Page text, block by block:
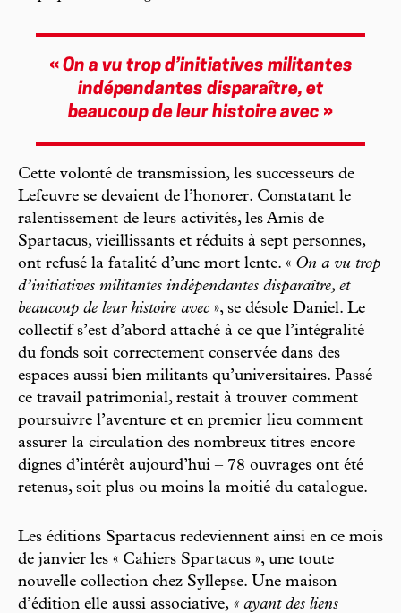
« On a vu trop d’initiatives militantes
indépendantes disparaître, et
beaucoup de leur histoire avec »
Cette volonté de transmission, les successeurs de
Lefeuvre se devaient de l’honorer. Constatant le
ralentissement de leurs activités, les Amis de
Spartacus, vieillissants et réduits à sept personnes,
ont refusé la fatalité d’une mort lente. « On a vu trop
d’initiatives militantes indépendantes disparaître, et
beaucoup de leur histoire avec », se désole Daniel. Le
collectif s’est d’abord attaché à ce que l’intégralité
du fonds soit correctement conservée dans des
espaces aussi bien militants qu’universitaires. Passé
ce travail patrimonial, restait à trouver comment
poursuivre l’aventure et en premier lieu comment
assurer la circulation des nombreux titres encore
dignes d’intérêt aujourd’hui – 78 ouvrages ont été
retenus, soit plus ou moins la moitié du catalogue.
Les éditions Spartacus redeviennent ainsi en ce mois
de janvier les « Cahiers Spartacus », une toute
nouvelle collection chez Syllepse. Une maison
d’édition elle aussi associative, « ayant des liens